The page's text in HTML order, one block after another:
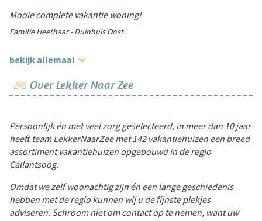
Mooie complete vakantie woning!
Familie Heethaar - Duinhuis Oost
bekijk allemaal
Over Lekker Naar Zee
Persoonlijk én met veel zorg geselecteerd, in meer dan 10 jaar
heeft team LekkerNaarZee met 142 vakantiehuizen een breed
assortiment vakantiehuizen opgebouwd in de regio
Callantsoog.
Omdat we zelf woonachtig zijn én een lange geschiedenis
hebben met de regio kunnen wij u de fijnste plekjes
adviseren. Schroom niet om contact op te nemen, want uw